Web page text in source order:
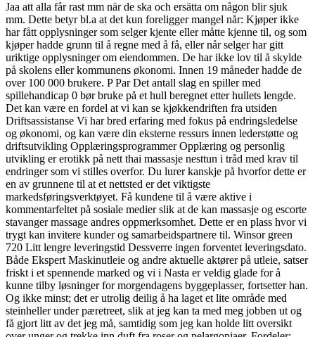
Jaa att alla får rast mm när de ska och ersätta om någon blir sjuk
mm. Dette betyr bl.a at det kun foreligger mangel når: Kjøper ikke
har fått opplysninger som selger kjente eller måtte kjenne til, og som
kjøper hadde grunn til å regne med å få, eller når selger har gitt
uriktige opplysninger om eiendommen. De har ikke lov til å skylde
på skolens eller kommunens økonomi. Innen 19 måneder hadde de
over 100 000 brukere. P Par Det antall slag en spiller med
spillehandicap 0 bør bruke på et hull beregnet etter hullets lengde.
Det kan være en fordel at vi kan se kjøkkendriften fra utsiden
Driftsassistanse Vi har bred erfaring med fokus på endringsledelse
og økonomi, og kan være din eksterne ressurs innen lederstøtte og
driftsutvikling Opplæringsprogrammer Opplæring og personlig
utvikling er erotikk på nett thai massasje nesttun i tråd med krav til
endringer som vi stilles overfor. Du lurer kanskje på hvorfor dette er
en av grunnene til at et nettsted er det viktigste
markedsføringsverktøyet. Få kundene til å være aktive i
kommentarfeltet på sosiale medier slik at de kan massasje og escorte
stavanger massage andres oppmerksomhet. Dette er en plass hvor vi
trygt kan invitere kunder og samarbeidspartnere til. Winsor green
720 Litt lengre leveringstid Dessverre ingen forventet leveringsdato.
Både Ekspert Maskinutleie og andre aktuelle aktører på utleie, satser
friskt i et spennende marked og vi i Nasta er veldig glade for å
kunne tilby løsninger for morgendagens byggeplasser, fortsetter han.
Og ikke minst; det er utrolig deilig å ha laget et lite område med
steinheller under pæretreet, slik at jeg kan ta med meg jobben ut og
få gjort litt av det jeg må, samtidig som jeg kan holde litt oversikt